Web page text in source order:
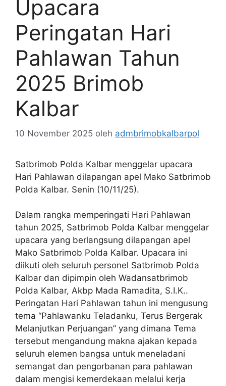
Upacara
Peringatan Hari
Pahlawan Tahun
2025 Brimob
Kalbar
10 November 2025 oleh admbrimobkalbarpol
Satbrimob Polda Kalbar menggelar upacara
Hari Pahlawan dilapangan apel Mako Satbrimob
Polda Kalbar. Senin (10/11/25).
Dalam rangka memperingati Hari Pahlawan
tahun 2025, Satbrimob Polda Kalbar menggelar
upacara yang berlangsung dilapangan apel
Mako Satbrimob Polda Kalbar. Upacara ini
diikuti oleh seluruh personel Satbrimob Polda
Kalbar dan dipimpin oleh Wadansatbrimob
Polda Kalbar, Akbp Mada Ramadita, S.I.K..
Peringatan Hari Pahlawan tahun ini mengusung
tema “Pahlawanku Teladanku, Terus Bergerak
Melanjutkan Perjuangan” yang dimana Tema
tersebut mengandung makna ajakan kepada
seluruh elemen bangsa untuk meneladani
semangat dan pengorbanan para pahlawan
dalam mengisi kemerdekaan melalui kerja